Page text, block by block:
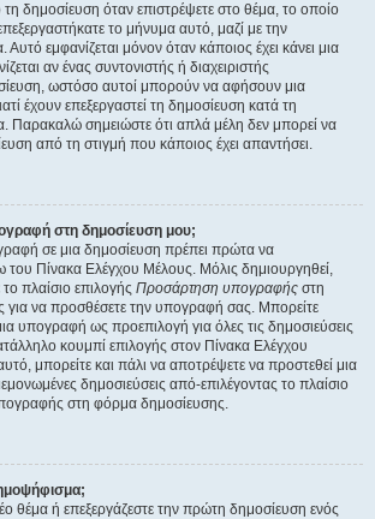
δημοσίευση όταν επιστρέψετε στο θέμα, το οποίο
το μήνυμα αυτό, μαζί με την
εμφανίζεται μόνον όταν κάποιος έχει κάνει μια
αν ένας συντονιστής ή διαχειριστής
ωστόσο αυτοί μπορούν να αφήσουν μια
έχουν επεξεργαστεί τη δημοσίευση κατά τη
Παρακαλώ σημειώστε ότι απλά μέλη δεν μπορεί να
από τη στιγμή που κάποιος έχει απαντήσει.
στη δημοσίευση μου;
σε μια δημοσίευση πρέπει πρώτα να
του Πίνακα Ελέγχου Μέλους. Μόλις δημιουργηθεί,
πλαίσιο επιλογής Προσάρτηση υπογραφής στη
για να προσθέσετε την υπογραφή σας. Μπορείτε
υπογραφή ως προεπιλογή για όλες τις δημοσιεύσεις
κουμπί επιλογής στον Πίνακα Ελέγχου
μπορείτε και πάλι να αποτρέψετε να προστεθεί μια
δημοσιεύσεις από-επιλέγοντας το πλαίσιο
στη φόρμα δημοσίευσης.
θέμα ή επεξεργάζεστε την πρώτη δημοσίευση ενός